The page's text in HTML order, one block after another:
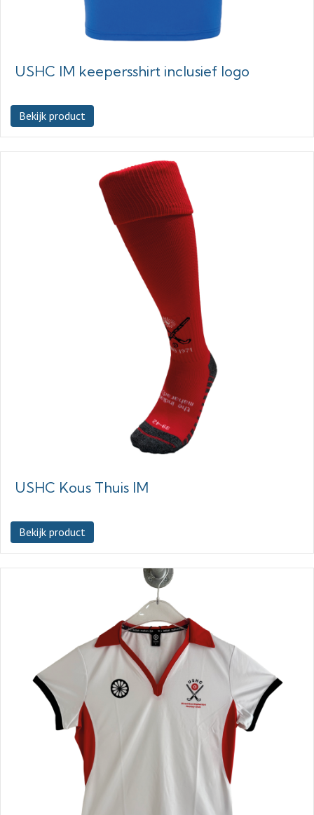
USHC IM keepersshirt inclusief logo
Bekijk product
USHC Kous Thuis IM
Bekijk product